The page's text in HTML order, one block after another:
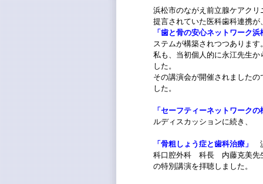
浜松市のながえ前立腺ケアクリ
提言されていた 医科歯科連携
「歯と骨の安心ネットワーク浜
ステムが構築されつつあります
私も、当初個人的に永江先生
した。
その講演会が開催されました
した。
「セーフティーネットワーク
ルディスカッションに続き、
「骨粗しょう症と歯科治療」
科口腔外科 科長 内藤克美先
の特別講演を拝聴しました。